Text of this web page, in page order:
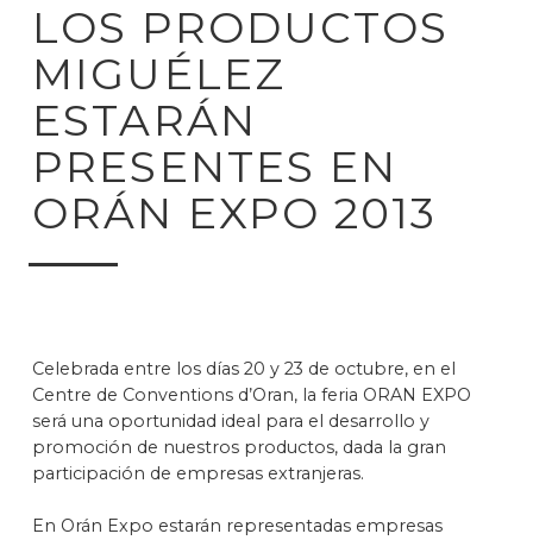
LOS PRODUCTOS
MIGUÉLEZ
ESTARÁN
PRESENTES EN
ORÁN EXPO 2013
Celebrada entre los días 20 y 23 de octubre, en el
Centre de Conventions d’Oran, la feria ORAN EXPO
será una oportunidad ideal para el desarrollo y
promoción de nuestros productos, dada la gran
participación de empresas extranjeras.
En Orán Expo estarán representadas empresas